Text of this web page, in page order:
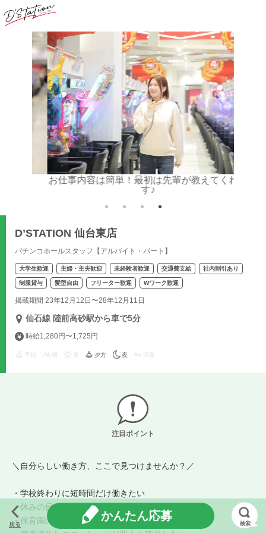
お仕事内容は簡単！最初は先輩が教えてくれま
D’STATION 仙台東店
パチンコホールスタッフ【アルバイト・パート】
大学生歓迎 主婦・主夫歓迎 未経験者歓迎 交通費支給 社内割引あり
制服貸与 髪型自由 フリーター歓迎 Wワーク歓迎
掲載期間 23年12月12日〜28年12月11日
仙石線 陸前高砂駅から車で5分
時給1,280円〜1,725円
夕方 夜 深夜
注目ポイント
＼自分らしい働き方、ここで見つけませんか？／
・学校終わりに短時間だけ働きたい
・休みの日にガッツリ稼ぎたい
・保育園の時間だけ働きたい
戻る
かんたん応募
検索